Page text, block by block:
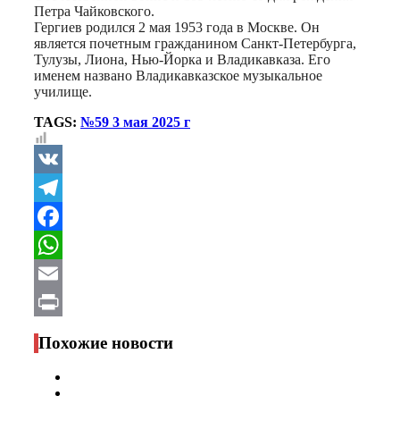
Петра Чайковского.
Гергиев родился 2 мая 1953 года в Москве. Он
является почетным гражданином Санкт-Петербурга,
Тулузы, Лиона, Нью-Йорка и Владикавказа. Его
именем названо Владикавказское музыкальное
училище.
TAGS: №59 3 мая 2025 г
VK
Telegram
Facebook
WhatsApp
Email
Print
Похожие новости